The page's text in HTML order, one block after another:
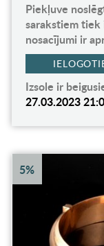
Piekļuve
sarakstiem tiek
nosacījumi ir
Izsole ir
27.03.2023
5%